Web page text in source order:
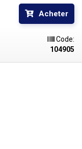
"plug and
l'efficacité du
de 3,0 mm et une
haute qualité, ce qui
Acheter
Code:
104905